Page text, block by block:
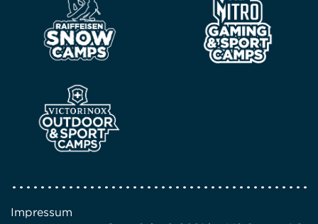
Impressum